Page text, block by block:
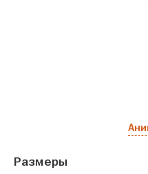
Размеры